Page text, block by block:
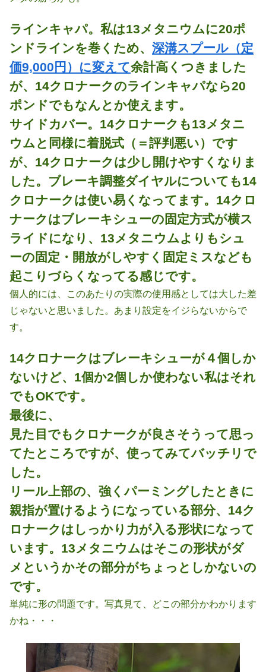
ラインキャパ。私は13メタニウムに20ポ
ンドラインを巻くため、 深溝スプール（定
価9,000円）に変えて余計高くつきました
が、14クロナークのラインキャパなら20
ポンドでもなんとか使えます。
サイドカバー。14クロナークも13メタニ
ウムと同様に着脱式（＝評判悪い）です
が、14クロナークは少し開けやすくなりま
した。ブレーキ調整ダイヤルについても14
クロナークは使い易くなってます。14クロ
ナークはブレーキシューの固定方式が横ス
ライドになり、13メタニウムよりもシュ
ーの固定・開放がしやすく固定ミスなども
起こりづらくなってる感じです。
個人的には、このあたりの実際の使用感としては大した差
じゃないと思いました。あまり設定をイジらないからで
す。
14クロナークはブレーキシューが４個しか
ないけど、1個か2個しか使わない私はそれ
でもOKです。
最後に、
見た目でもクロナークが良さそうって思っ
てたところですが、使ってみてバッチリで
した。
リール上部の、強くパーミングしたときに
親指が置けるようになっている部分、14ク
ロナークはしっかり力が入る形状になって
います。13メタニウムはそこの形状がダ
メというかその部分がちょっとしかないの
です。
単純に形の問題です。写真見て、どこの部分かわかります
かね・・・